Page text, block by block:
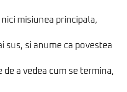
misiunea principala,
sus, si anume ca povestea
a vedea cum se termina,